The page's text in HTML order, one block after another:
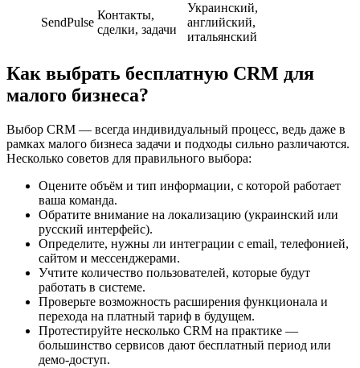
SendPulse
Контакты,
сделки, задачи
Украинский,
английский,
итальянский
Как выбрать бесплатную CRM для
малого бизнеса?
Выбор CRM — всегда индивидуальный процесс, ведь даже в
рамках малого бизнеса задачи и подходы сильно различаются.
Несколько советов для правильного выбора:
Оцените объём и тип информации, с которой работает
ваша команда.
Обратите внимание на локализацию (украинский или
русский интерфейс).
Определите, нужны ли интеграции с email, телефонией,
сайтом и мессенджерами.
Учтите количество пользователей, которые будут
работать в системе.
Проверьте возможность расширения функционала и
перехода на платный тариф в будущем.
Протестируйте несколько CRM на практике —
большинство сервисов дают бесплатный период или
демо-доступ.